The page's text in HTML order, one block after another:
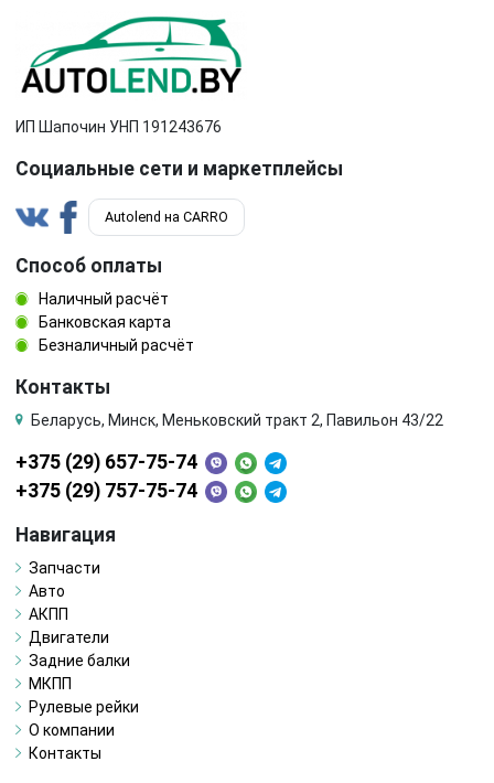
ИП Шапочин УНП 191243676
Социальные сети и маркетплейсы
Autolend на CARRO
Способ оплаты
Наличный расчёт
Банковская карта
Безналичный расчёт
Контакты
Беларусь, Минск, Меньковский тракт 2, Павильон 43/22
+375 (29) 657-75-74
+375 (29) 757-75-74
Навигация
Запчасти
Авто
АКПП
Двигатели
Задние балки
МКПП
Рулевые рейки
О компании
Контакты